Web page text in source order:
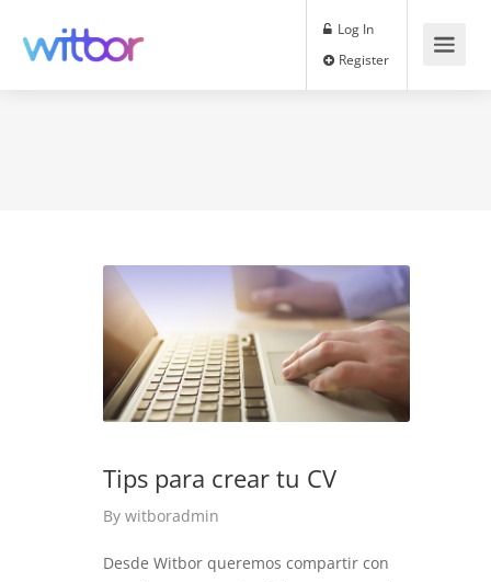
Log In
Tips para crear tu CV
By witboradmin
Desde Witbor queremos compartir con